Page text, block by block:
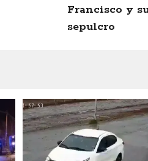
Francisco y
sepulcro